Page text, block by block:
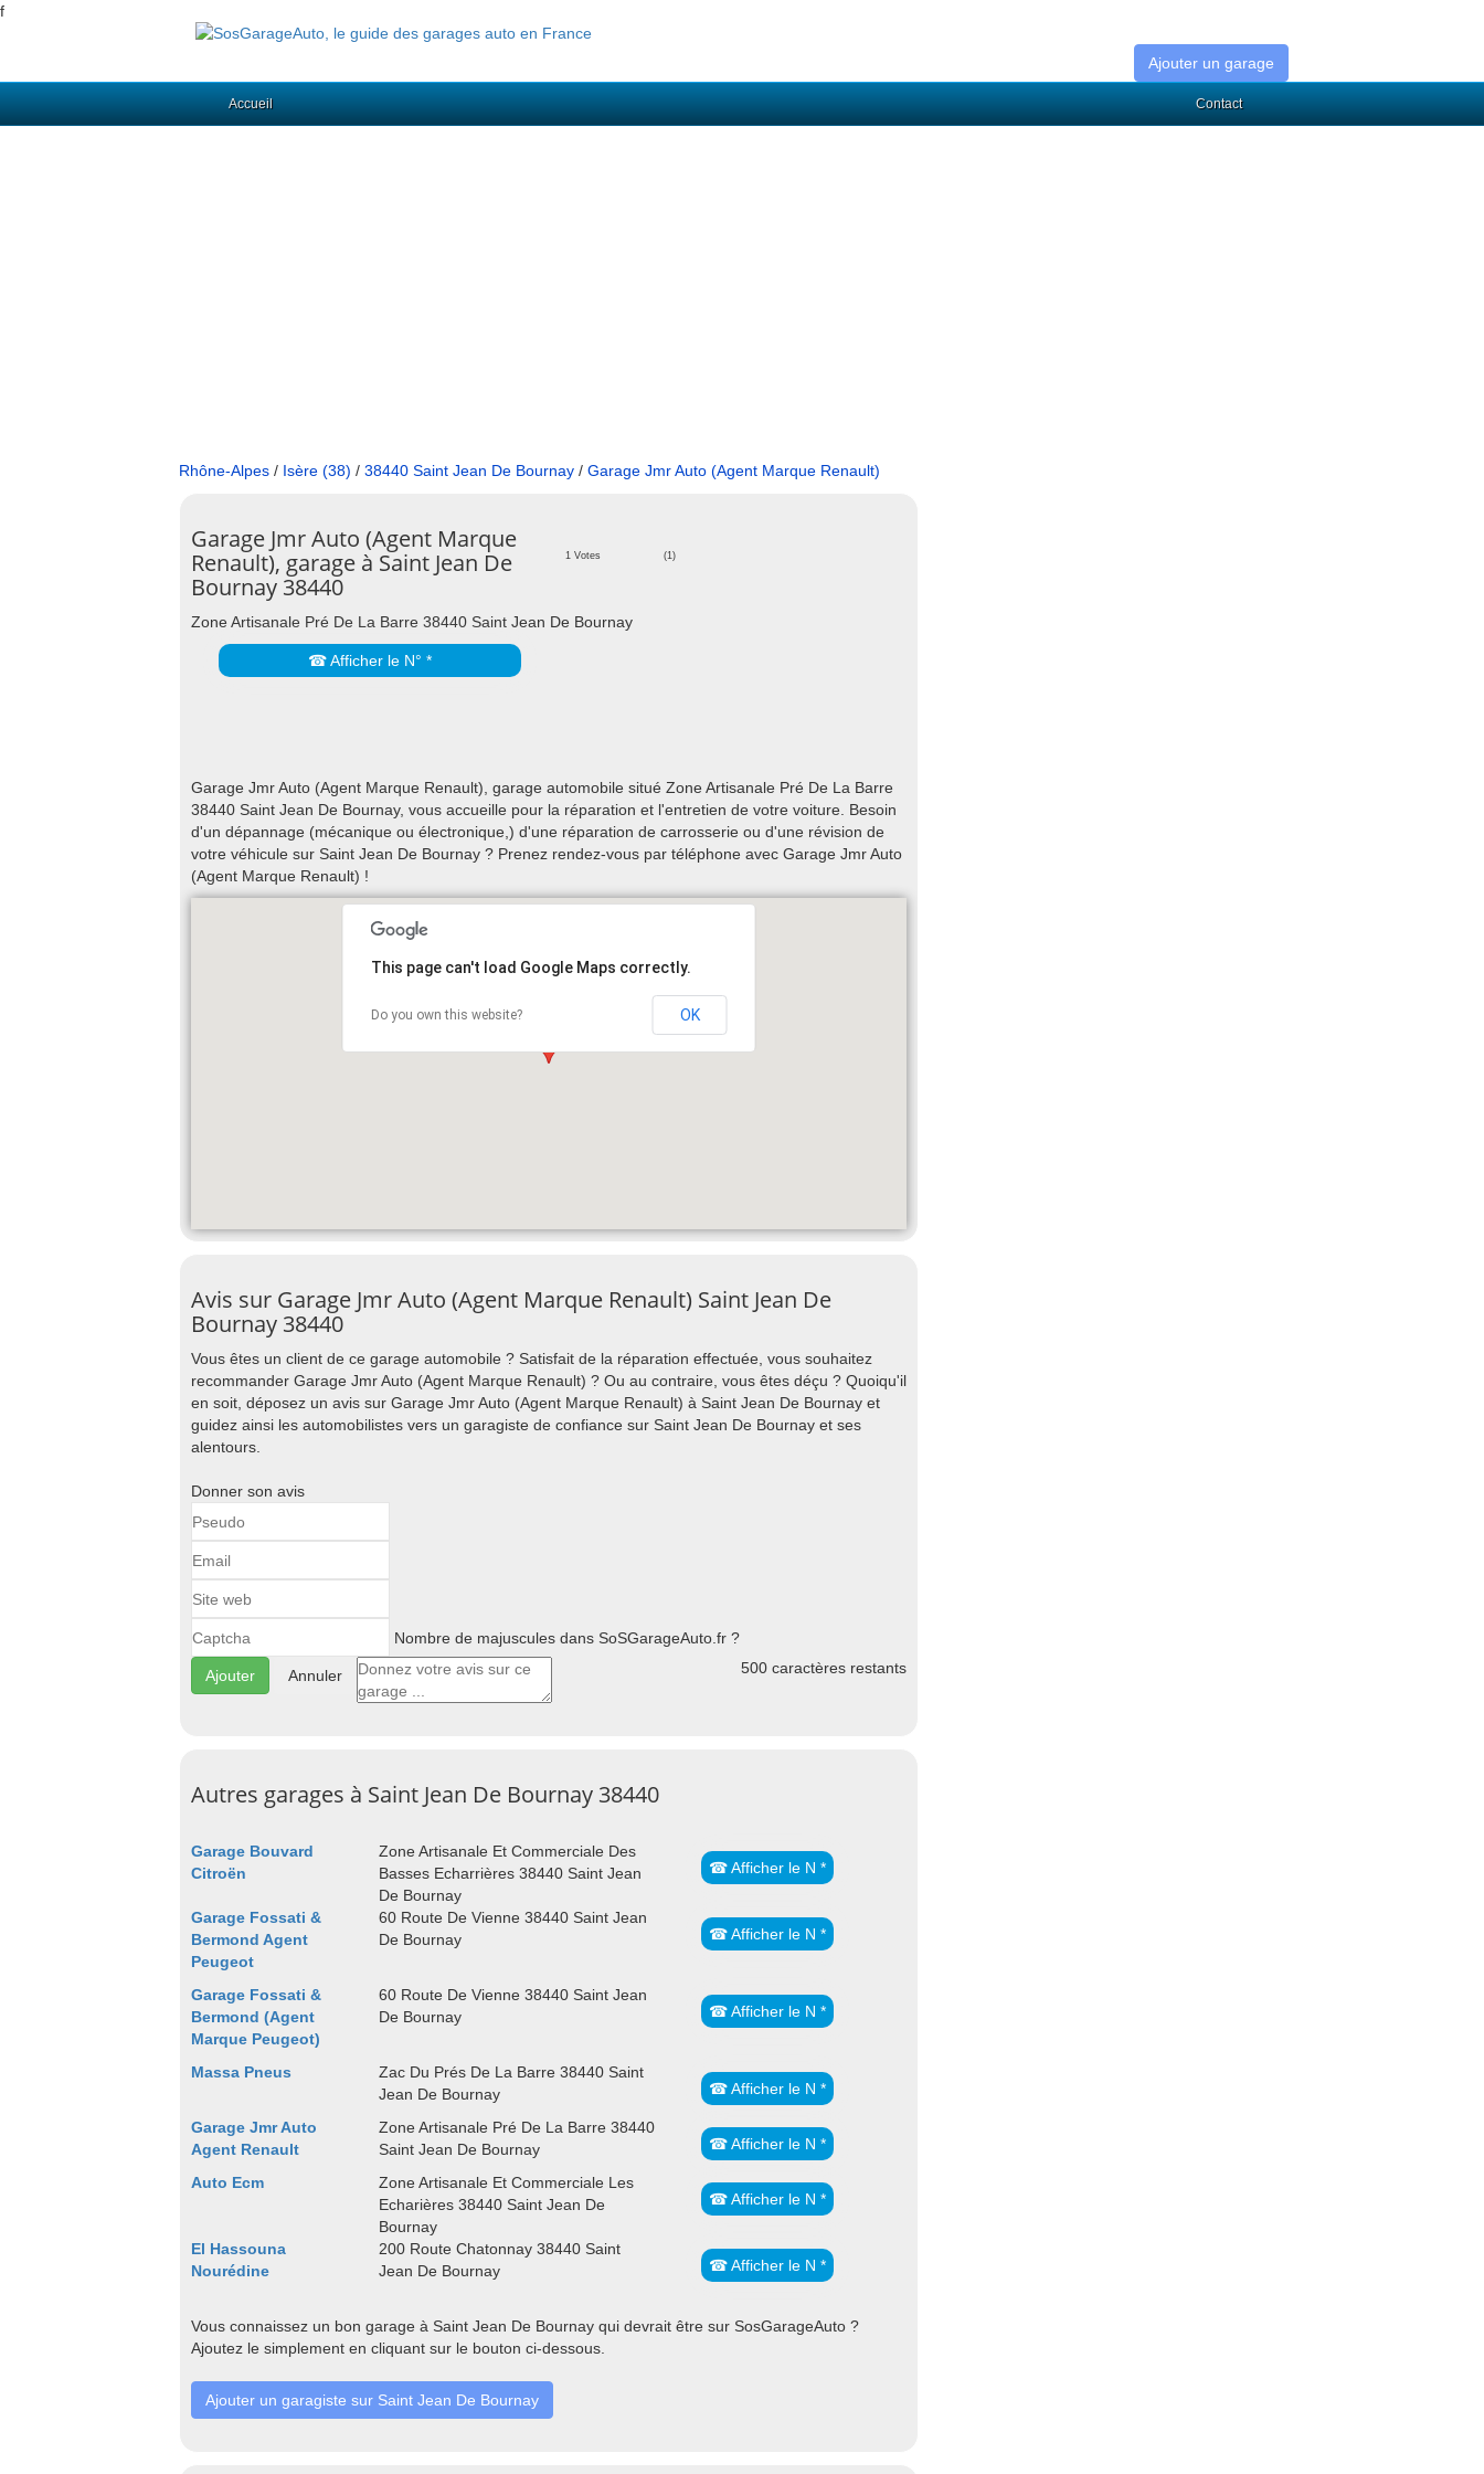
f
Ajouter un garage
Accueil Contact
Rhône-Alpes / Isère (38) / 38440 Saint Jean De Bournay / Garage Jmr Auto (Agent Marque Renault)
Garage Jmr Auto (Agent Marque
Renault), garage à Saint Jean De
Bournay 38440
1 Votes (1)
Zone Artisanale Pré De La Barre 38440 Saint Jean De Bournay
☎ Afficher le N° *
Garage Jmr Auto (Agent Marque Renault), garage automobile situé Zone Artisanale Pré De La Barre
38440 Saint Jean De Bournay, vous accueille pour la réparation et l'entretien de votre voiture. Besoin
d'un dépannage (mécanique ou électronique,) d'une réparation de carrosserie ou d'une révision de
votre véhicule sur Saint Jean De Bournay ? Prenez rendez-vous par téléphone avec Garage Jmr Auto
(Agent Marque Renault) !
This page can't load Google Maps correctly.
Do you own this website? OK
Avis sur Garage Jmr Auto (Agent Marque Renault) Saint Jean De
Bournay 38440
Vous êtes un client de ce garage automobile ? Satisfait de la réparation effectuée, vous souhaitez
recommander Garage Jmr Auto (Agent Marque Renault) ? Ou au contraire, vous êtes déçu ? Quoiqu'il
en soit, déposez un avis sur Garage Jmr Auto (Agent Marque Renault) à Saint Jean De Bournay et
guidez ainsi les automobilistes vers un garagiste de confiance sur Saint Jean De Bournay et ses
alentours.
Donner son avis
Nombre de majuscules dans SoSGarageAuto.fr ?
Annuler 500 caractères restants
Autres garages à Saint Jean De Bournay 38440
Garage Bouvard
Citroën
Zone Artisanale Et Commerciale Des
Basses Echarrières 38440 Saint Jean
De Bournay
☎ Afficher le N *
Garage Fossati &
Bermond Agent
Peugeot
60 Route De Vienne 38440 Saint Jean
De Bournay
☎ Afficher le N *
Garage Fossati &
Bermond (Agent
Marque Peugeot)
60 Route De Vienne 38440 Saint Jean
De Bournay
☎ Afficher le N *
Massa Pneus
Zac Du Prés De La Barre 38440 Saint
Jean De Bournay
☎ Afficher le N *
Garage Jmr Auto
Agent Renault
Zone Artisanale Pré De La Barre 38440
Saint Jean De Bournay
☎ Afficher le N *
Auto Ecm
Zone Artisanale Et Commerciale Les
Echarières 38440 Saint Jean De
Bournay
☎ Afficher le N *
El Hassouna
Nourédine
200 Route Chatonnay 38440 Saint
Jean De Bournay
☎ Afficher le N *
Vous connaissez un bon garage à Saint Jean De Bournay qui devrait être sur SosGarageAuto ?
Ajoutez le simplement en cliquant sur le bouton ci-dessous.
Ajouter un garagiste sur Saint Jean De Bournay